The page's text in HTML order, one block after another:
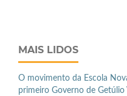
MAIS LIDOS
O movimento da Escola
primeiro Governo de Getúlio